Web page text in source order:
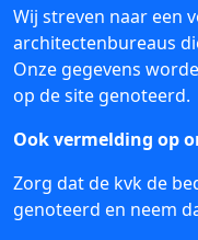
Wij streven naar een
architectenbureaus
Onze gegevens
op de site genoteerd.
Ook vermelding op
Zorg dat de kvk de
genoteerd en neem